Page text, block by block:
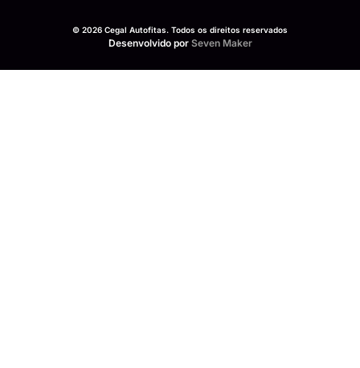
© 2026 Cegal Autofitas. Todos os direitos reservados
Desenvolvido por Seven Maker